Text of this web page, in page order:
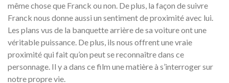
même chose que Franck ou non. De plus, la façon de suivre
Franck nous donne aussi un sentiment de proximité avec lui.
Les plans vus de la banquette arrière de sa voiture ont une
véritable puissance. De plus, ils nous offrent une vraie
proximité qui fait qu’on peut se reconnaître dans ce
personnage. Il y a dans ce film une matière à s’interroger sur
notre propre vie.